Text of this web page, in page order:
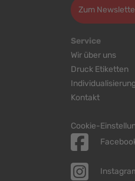
Zum
Service
Wir über uns
Druck Etiketten
Individualisierung
Kontakt
Cookie-